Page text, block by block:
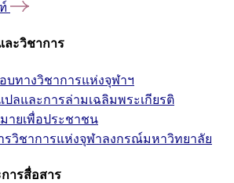
ละวิชาการ
บทางวิชาการแห่งจุฬาฯ
ปลและการล่ามเฉลิมพระเกียรติ
ายเพื่อประชาชน
รวิชาการแห่งจุฬาลงกรณ์มหาวิทยาลัย
ารสื่อสาร